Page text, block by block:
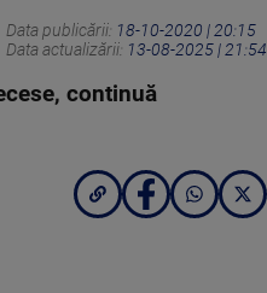
Data publicării: 18-10-2020 | 20:15
Data actualizării: 13-08-2025 | 21:54
continuă